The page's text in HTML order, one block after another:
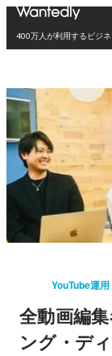
400万人が利用するビジネ
YouTube運
全動画編
ング・デ